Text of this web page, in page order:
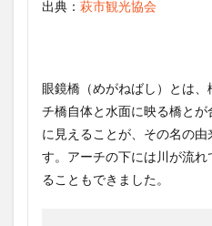
出典： 萩市観光協会
眼鏡橋（めがねばし）とは
チ橋自体と水面に映る橋と
に見えることが、その名の
す。アーチの下には川が流
ることもできました。